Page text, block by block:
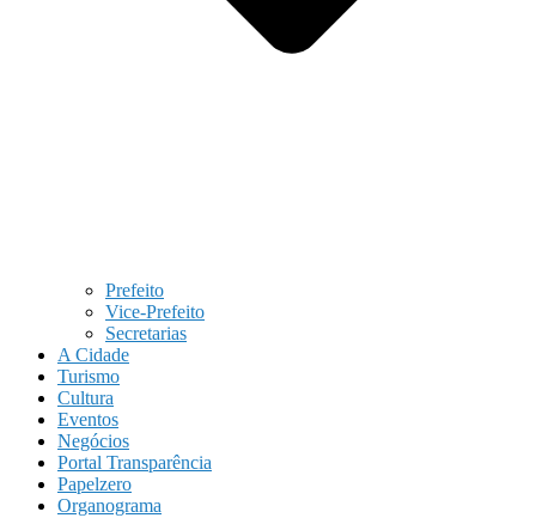
Prefeito
Vice-Prefeito
Secretarias
A Cidade
Turismo
Cultura
Eventos
Negócios
Portal Transparência
Papelzero
Organograma